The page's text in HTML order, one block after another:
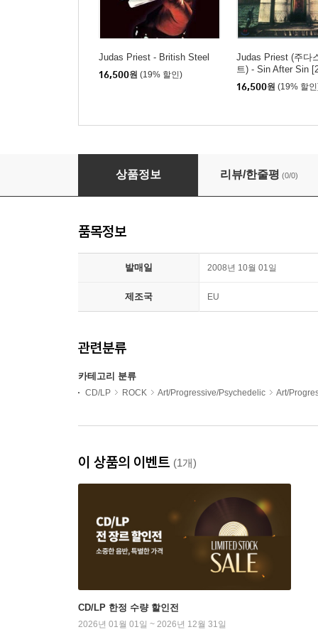
Judas Priest - British Steel
16,500원 (19% 할인)
Judas Priest (주다
트) - Sin After Sin
nal Recording
16,500원 (19% 할
Alan Parsons Project - Eve (Expanded
상품정보 리뷰/한줄평 (0/0)
품목정보
발매일 2008년 10월 01일
제조국 EU
관련분류
카테고리 분류
CD/LP ROCK Art/Progressive/Psychedelic Art/
이 상품의 이벤트 (1개)
CD/LP 한정 수량 할인전
2026년 01월 01일 ~ 2026년 12월 31일